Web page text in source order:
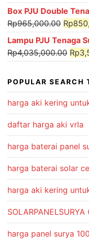
price
was:
Box PJU Double
Rp965,000.00
price
was:
Rp
Lampu PJU Tenaga
Rp4,035,000.00
price
was:
Rp
POPULAR SEARCH
harga aki kering
daftar harga aki vrla
harga baterai panel
harga baterai solar
harga aki kering
harga panel surya